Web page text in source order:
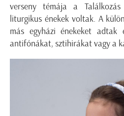
verseny témája a Találkozás
liturgikus énekek voltak. A
más egyházi énekeket adtak
antifónákat, sztihirákat vagy a